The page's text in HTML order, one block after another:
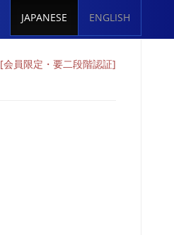
JAPANESE ENGLISH
[会員限定・要二段階認証]